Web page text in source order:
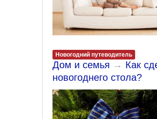
Новогодний путеводитель
Дом и семья → Как
новогоднего стола?